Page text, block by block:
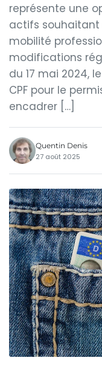
représente une
actifs souhaitant
mobilité
modifications
du 17 mai 2024,
CPF pour le
encadrer […]
Quentin Denis
27 août 2025